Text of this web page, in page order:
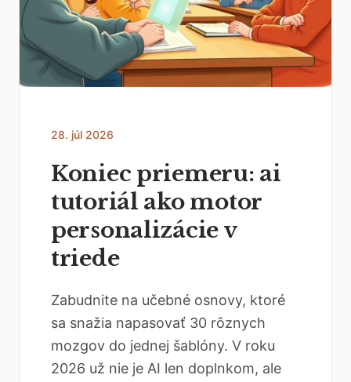
28. júl 2026
Koniec priemeru: ai
tutoriál ako motor
personalizácie v
triede
Zabudnite na učebné osnovy, ktoré
sa snažia napasovať 30 rôznych
mozgov do jednej šablóny. V roku
2026 už nie je AI len doplnkom, ale